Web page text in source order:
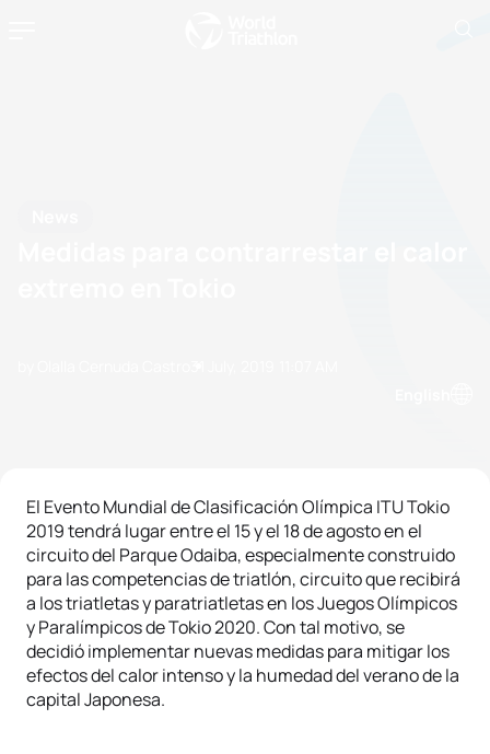
El Evento Mundial de Clasificación Olímpica ITU Tokio
2019 tendrá lugar entre el 15 y el 18 de agosto en el
circuito del Parque Odaiba, especialmente construido
para las competencias de triatlón, circuito que recibirá
a los triatletas y paratriatletas en los Juegos Olímpicos
y Paralímpicos de Tokio 2020. Con tal motivo, se
decidió implementar nuevas medidas para mitigar los
efectos del calor intenso y la humedad del verano de la
capital Japonesa.